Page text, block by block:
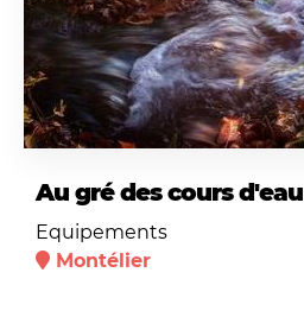
Au gré des cours d'eau
Equipements
Montélier